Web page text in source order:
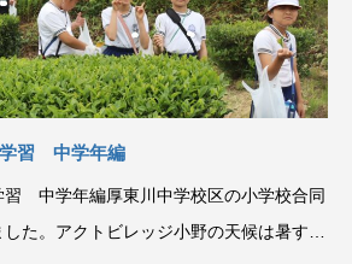
学習 中学年編
習 中学年編厚東川中学校区の小学校合同
た。アクトビレッジ小野の天候は暑すぎ